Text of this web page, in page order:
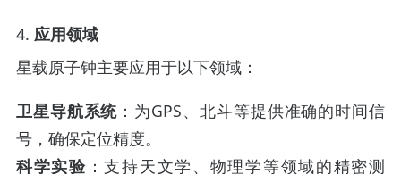
4. 应用领域
星载原子钟主要应用于以下领域：
卫星导航系统 ：为GPS、北斗等提供准确的时间信
号，确保定位精度。
科学实验 ：支持天文学、物理学等领域的精密测